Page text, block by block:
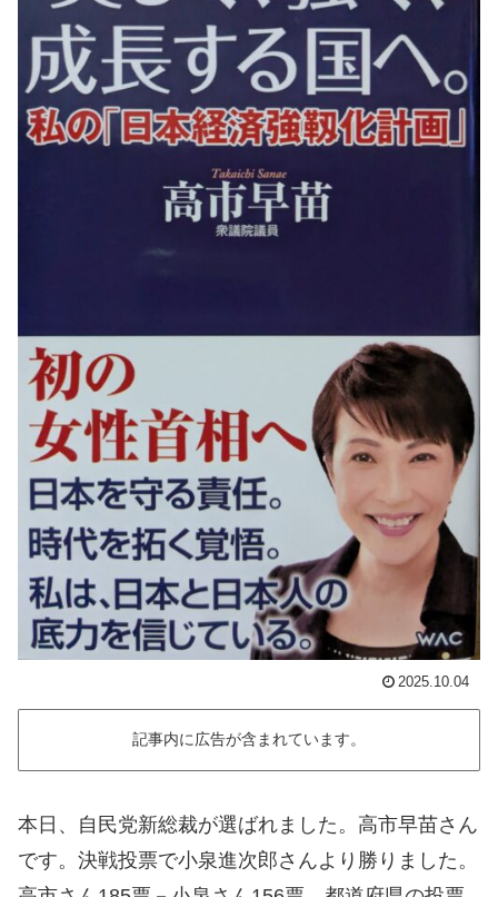
2025.10.04
記事内に広告が含まれています。
本日、自民党新総裁が選ばれました。高市早苗さん
です。決戦投票で小泉進次郎さんより勝りました。